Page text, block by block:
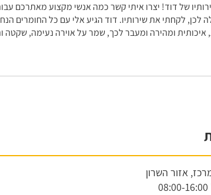
של דוד! יצרו איתי קשר כמה אנשי מקצוע מאתרכם עבור
לכן, לקחתי את שירותיו. דוד הגיע אלי עם כל החומרים
איכותית ומהירה ומעבר לכך, שמר על אוירה נעימה, שקטה
אזור השרון
08:00-16:00